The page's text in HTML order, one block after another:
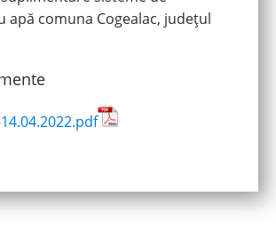
apă comuna Cogealac, județul